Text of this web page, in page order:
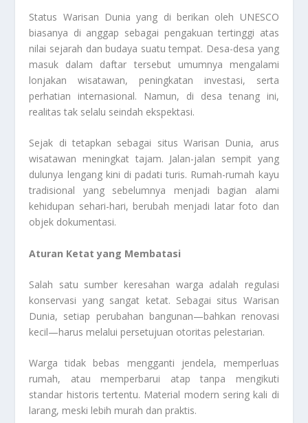
Status Warisan Dunia yang di berikan oleh UNESCO
biasanya di anggap sebagai pengakuan tertinggi atas
nilai sejarah dan budaya suatu tempat. Desa-desa yang
masuk dalam daftar tersebut umumnya mengalami
lonjakan wisatawan, peningkatan investasi, serta
perhatian internasional. Namun, di desa tenang ini,
realitas tak selalu seindah ekspektasi.
Sejak di tetapkan sebagai situs Warisan Dunia, arus
wisatawan meningkat tajam. Jalan-jalan sempit yang
dulunya lengang kini di padati turis. Rumah-rumah kayu
tradisional yang sebelumnya menjadi bagian alami
kehidupan sehari-hari, berubah menjadi latar foto dan
objek dokumentasi.
Aturan Ketat yang Membatasi
Salah satu sumber keresahan warga adalah regulasi
konservasi yang sangat ketat. Sebagai situs Warisan
Dunia, setiap perubahan bangunan—bahkan renovasi
kecil—harus melalui persetujuan otoritas pelestarian.
Warga tidak bebas mengganti jendela, memperluas
rumah, atau memperbarui atap tanpa mengikuti
standar historis tertentu. Material modern sering kali di
larang, meski lebih murah dan praktis.